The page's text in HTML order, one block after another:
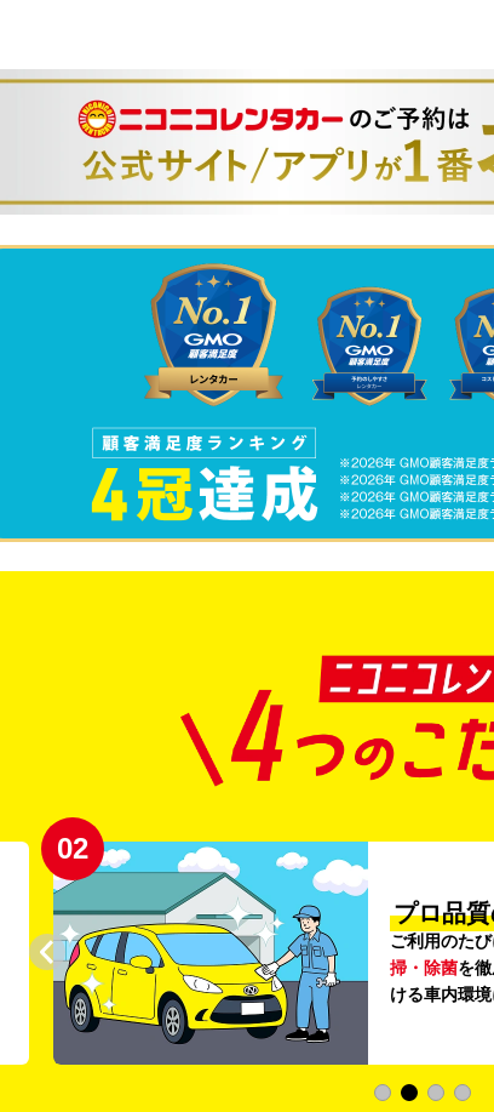
02
プロ品
ご利用のた
掃・除菌を
ける車内環